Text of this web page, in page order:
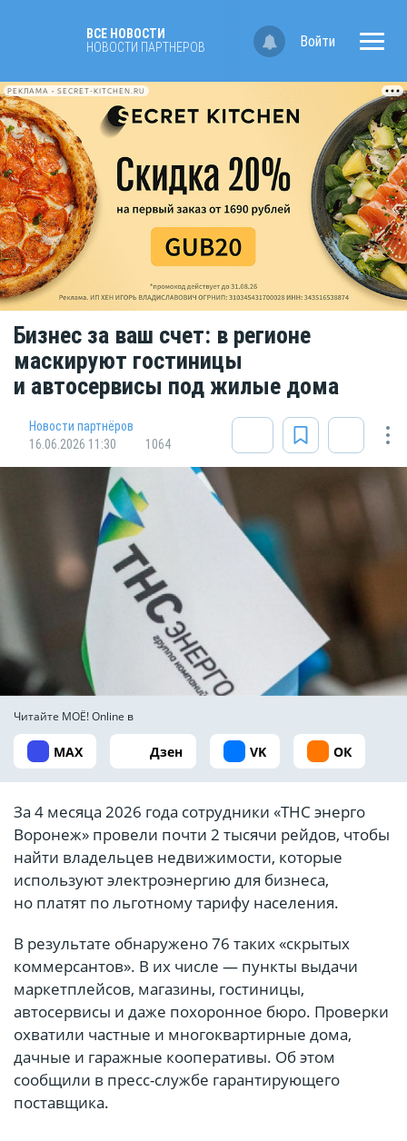
ВСЕ НОВОСТИ
НОВОСТИ ПАРТНЁРОВ
Войти
РЕКЛАМА • SECRET-KITCHEN.RU
Бизнес за ваш счет: в регионе
маскируют гостиницы
и автосервисы под жилые дома
Новости партнёров
16.06.2026 11:30
1064
Читайте МОЁ! Online в
MAX Дзен VK ОК
За 4 месяца 2026 года сотрудники «ТНС энерго
Воронеж» провели почти 2 тысячи рейдов, чтобы
найти владельцев недвижимости, которые
используют электроэнергию для бизнеса,
но платят по льготному тарифу населения.
В результате обнаружено 76 таких «скрытых
коммерсантов». В их числе — пункты выдачи
маркетплейсов, магазины, гостиницы,
автосервисы и даже похоронное бюро. Проверки
охватили частные и многоквартирные дома,
дачные и гаражные кооперативы. Об этом
сообщили в пресс-службе гарантирующего
поставщика.